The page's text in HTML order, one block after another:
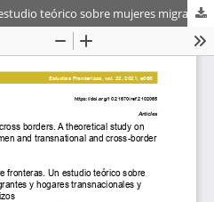
Habitar entre fronteras. Un estudio teórico sobre mujeres migrantes y hogares transnacionales y transfronterizos